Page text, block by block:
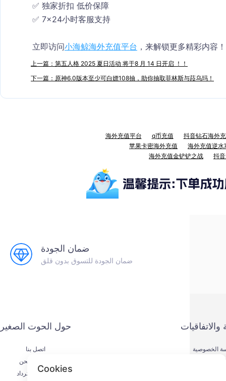
✅ 独家折扣 低价保障
✅ 7×24小时客服支持
立即访问小海鲸海外充值平台 ，来解锁更多精彩内容！
上一篇：第五人格 2025 夏日活动 将于8 月 14 日开启 ！！
下一篇：原神6.0版本至少可白嫖108抽，助你抽取菲林斯与菈乌玛！
海外充值平台 q币充值
抖音钻石海外
苹果卡密海外充值
海外充值逆水
海外充值金铲铲之战
抖
ضمان الجودة
ضمان الجودة للتسوق بدون قلق
حول الحوت الصغير
اتصل بنا
عملية الشحن
عملية الاسترداد
والاتفاقيات
الخصوصية
الدفع
Cookies